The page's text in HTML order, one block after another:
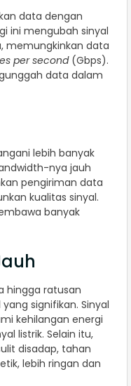
data dengan
ini mengubah sinyal
memungkinkan data
per second(Gbps).
data dalam
lebih banyak
nya jauh
pengiriman data
kualitas sinyal.
banyak
hingga ratusan
signifikan. Sinyal
kehilangan energi
listrik. Selain itu,
disadap, tahan
lebih ringan dan